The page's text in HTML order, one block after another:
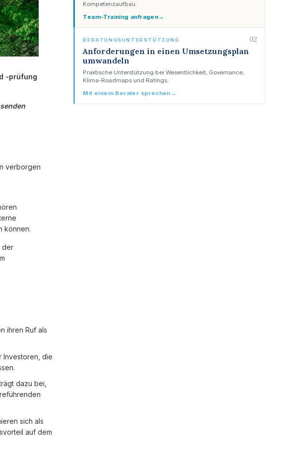
-prüfung
verborgen
können.
der
ihren Ruf als
Investoren, die
dazu bei,
sich als
auf dem
Kompetenzaufbau.
Team-Training anfragen→
BERATUNGSUNTERSTÜTZUNG 02
Anforderungen in einen Umsetzungsplan
umwandeln
Praktische Unterstützung bei Wesentlichkeit, Governance,
Klima-Roadmaps und Ratings.
Mit einem Berater sprechen →